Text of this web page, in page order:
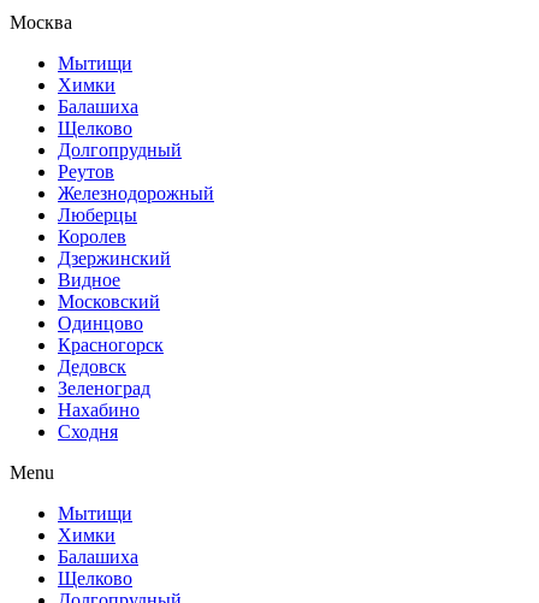
Москва
Мытищи
Химки
Балашиха
Щелково
Долгопрудный
Реутов
Железнодорожный
Люберцы
Королев
Дзержинский
Видное
Московский
Одинцово
Красногорск
Дедовск
Зеленоград
Нахабино
Сходня
Menu
Мытищи
Химки
Балашиха
Щелково